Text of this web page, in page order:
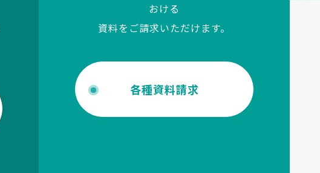
おける
資料をご請求いただけます。
各種資料請求